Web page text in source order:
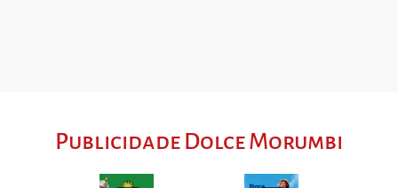
Publicidade Dolce Morumbi